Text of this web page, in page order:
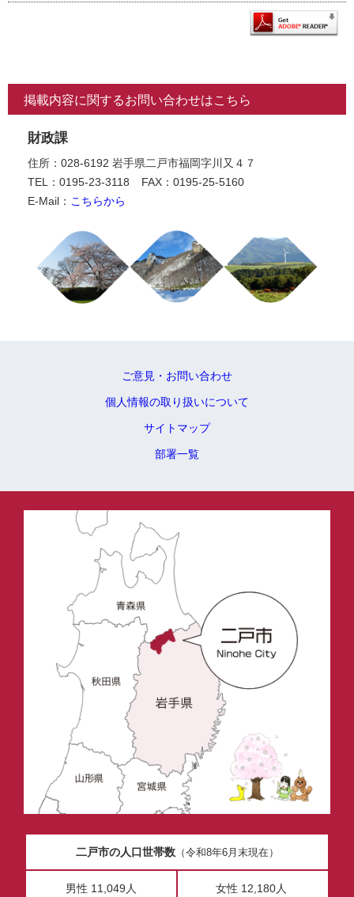
掲載内容に関するお問い合わせはこちら
財政課
住所：028-6192 岩手県二戸市福岡字川又４７
TEL：0195-23-3118
FAX：0195-25-5160
E-Mail： こちらから
ご意見・お問い合わせ
個人情報の取り扱いについて
サイトマップ
部署一覧
二戸市の人口世帯数（令和8年6月末現在）
男性 11,049人 女性 12,180人